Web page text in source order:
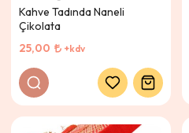
Kahve Tadında Naneli
Çikolata
25,00
+kdv